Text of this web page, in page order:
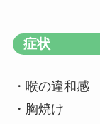
症状
・喉の違和感
・胸焼け